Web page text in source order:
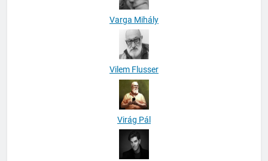
Varga Mihály
Vilem Flusser
Virág Pál